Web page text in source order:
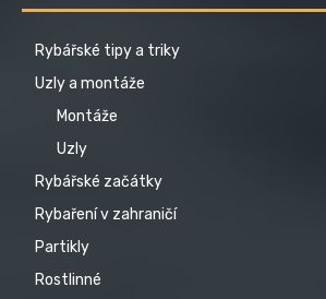
Rybářské tipy a triky
Uzly a montáže
Montáže
Uzly
Rybářské začátky
Rybaření v zahraničí
Partikly
Rostlinné